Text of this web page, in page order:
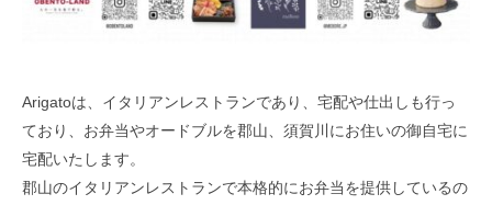
Arigatoは、イタリアンレストランであり、宅配や仕出しも行っ
ており、お弁当やオードブルを郡山、須賀川にお住いの御自宅に
宅配いたします。
郡山のイタリアンレストランで本格的にお弁当を提供しているの